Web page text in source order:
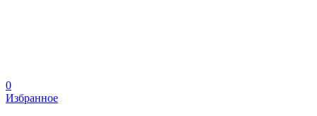
0
Избранное